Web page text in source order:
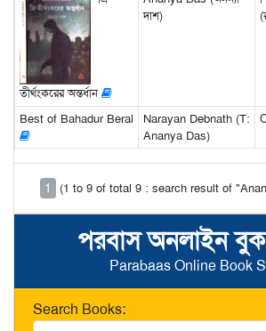
পরবাস অনলাইন
Parabaas Online Book
Search Books:
তীর্থংকরের অন্তর্ধান
দাশ)
Best of Bahadur Beral
Narayan Debnath (T:
Ananya Das)
1 (1 to 9 of total 9 : search result of